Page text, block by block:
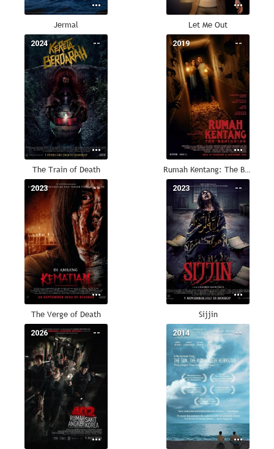
Jermal Let Me Out
--
2024
The Train of Death
--
2019
Rumah Kentang: The Beginning
--
2023
The Verge of Death
--
2023
Sijjin
--
2026 --
2014